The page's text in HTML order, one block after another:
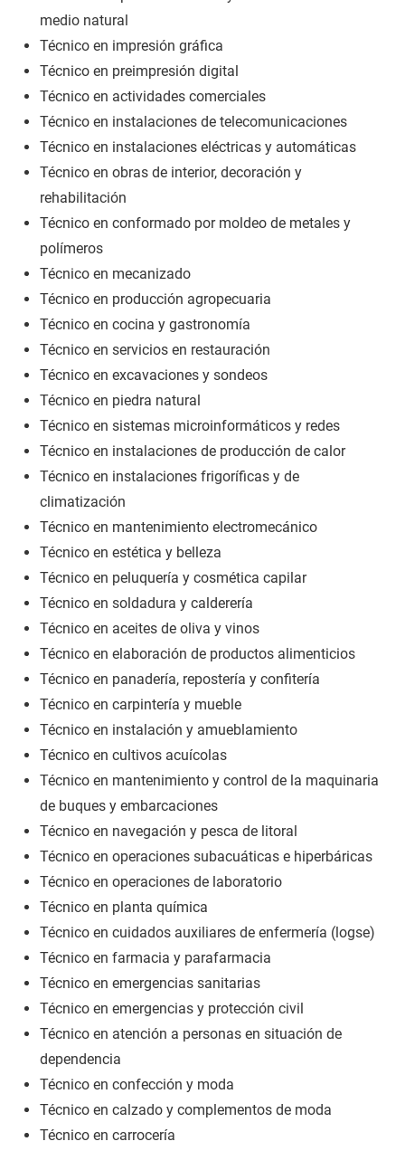
medio natural
Técnico en impresión gráfica
Técnico en preimpresión digital
Técnico en actividades comerciales
Técnico en instalaciones de telecomunicaciones
Técnico en instalaciones eléctricas y automáticas
Técnico en obras de interior, decoración y
rehabilitación
Técnico en conformado por moldeo de metales y
polímeros
Técnico en mecanizado
Técnico en producción agropecuaria
Técnico en cocina y gastronomía
Técnico en servicios en restauración
Técnico en excavaciones y sondeos
Técnico en piedra natural
Técnico en sistemas microinformáticos y redes
Técnico en instalaciones de producción de calor
Técnico en instalaciones frigoríficas y de
climatización
Técnico en mantenimiento electromecánico
Técnico en estética y belleza
Técnico en peluquería y cosmética capilar
Técnico en soldadura y calderería
Técnico en aceites de oliva y vinos
Técnico en elaboración de productos alimenticios
Técnico en panadería, repostería y confitería
Técnico en carpintería y mueble
Técnico en instalación y amueblamiento
Técnico en cultivos acuícolas
Técnico en mantenimiento y control de la maquinaria
de buques y embarcaciones
Técnico en navegación y pesca de litoral
Técnico en operaciones subacuáticas e hiperbáricas
Técnico en operaciones de laboratorio
Técnico en planta química
Técnico en cuidados auxiliares de enfermería (logse)
Técnico en farmacia y parafarmacia
Técnico en emergencias sanitarias
Técnico en emergencias y protección civil
Técnico en atención a personas en situación de
dependencia
Técnico en confección y moda
Técnico en calzado y complementos de moda
Técnico en carrocería